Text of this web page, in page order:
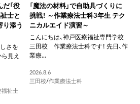
「役
士と
り添う
さを
見え
祉士
「魔法の材料」で自助具づくりに
挑戦！ ～作業療法士科3年生 テク
ニカルエイド演習～
こんにちは、神戸医療福祉専門学校
三田校 作業療法士科です！ 先日、作
業療...
2026.8.6
三田校/作業療法士科